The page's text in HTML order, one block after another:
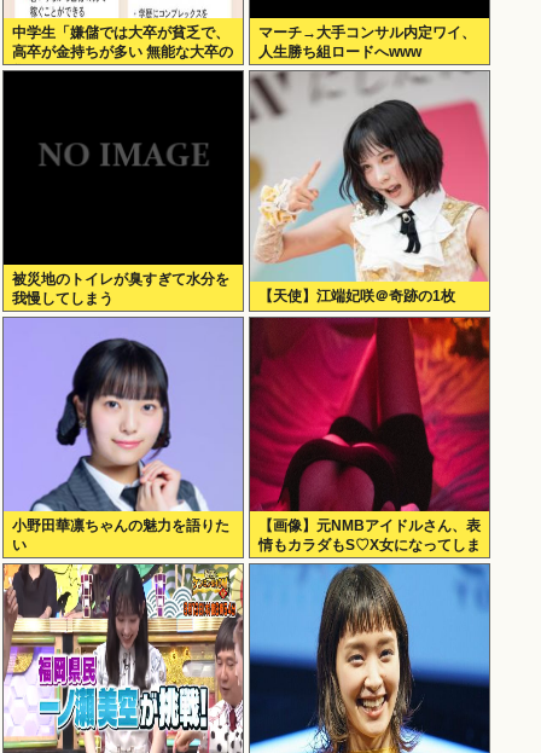
中学生「嫌儲では大卒が貧乏で、
高卒が金持ちが多い 無能な大卒の
集まりw」エックスで一万いいね
マーチ→大手コンサル内定ワイ、
人生勝ち組ロードへwww
被災地のトイレが臭すぎて水分を
我慢してしまう
【天使】江端妃咲＠奇跡の1枚
小野田華凛ちゃんの魅力を語りた
い
【画像】元NMBアイドルさん、表
情もカラダもS♡X女になってしま
うｗｗｗ